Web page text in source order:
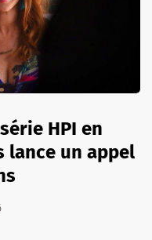
HPI en
lance un appel